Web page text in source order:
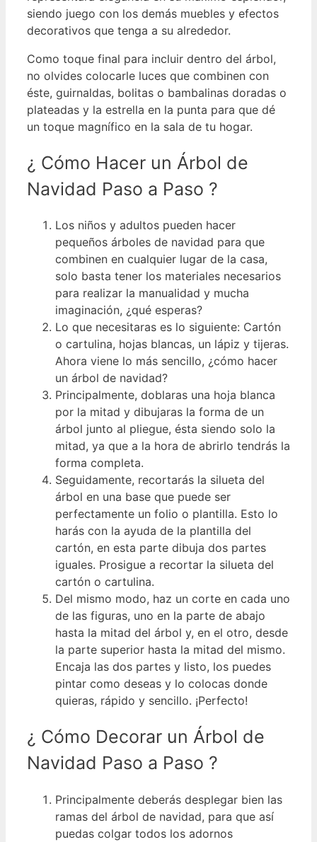
siendo juego con los demás muebles y efectos
decorativos que tenga a su alrededor.
Como toque final para incluir dentro del árbol,
no olvides colocarle luces que combinen con
éste, guirnaldas, bolitas o bambalinas doradas o
plateadas y la estrella en la punta para que dé
un toque magnífico en la sala de tu hogar.
¿ Cómo Hacer un Árbol de
Navidad Paso a Paso ?
Los niños y adultos pueden hacer
pequeños árboles de navidad para que
combinen en cualquier lugar de la casa,
solo basta tener los materiales necesarios
para realizar la manualidad y mucha
imaginación, ¿qué esperas?
Lo que necesitaras es lo siguiente: Cartón
o cartulina, hojas blancas, un lápiz y tijeras.
Ahora viene lo más sencillo, ¿cómo hacer
un árbol de navidad?
Principalmente, doblaras una hoja blanca
por la mitad y dibujaras la forma de un
árbol junto al pliegue, ésta siendo solo la
mitad, ya que a la hora de abrirlo tendrás la
forma completa.
Seguidamente, recortarás la silueta del
árbol en una base que puede ser
perfectamente un folio o plantilla. Esto lo
harás con la ayuda de la plantilla del
cartón, en esta parte dibuja dos partes
iguales. Prosigue a recortar la silueta del
cartón o cartulina.
Del mismo modo, haz un corte en cada uno
de las figuras, uno en la parte de abajo
hasta la mitad del árbol y, en el otro, desde
la parte superior hasta la mitad del mismo.
Encaja las dos partes y listo, los puedes
pintar como deseas y lo colocas donde
quieras, rápido y sencillo. ¡Perfecto!
¿ Cómo Decorar un Árbol de
Navidad Paso a Paso ?
Principalmente deberás desplegar bien las
ramas del árbol de navidad, para que así
puedas colgar todos los adornos